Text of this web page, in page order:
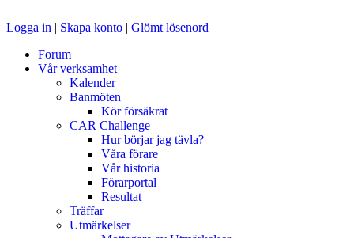
Logga in | Skapa konto | Glömt lösenord
Forum
Vår verksamhet
Kalender
Banmöten
Kör försäkrat
CAR Challenge
Hur börjar jag tävla?
Våra förare
Vår historia
Förarportal
Resultat
Träffar
Utmärkelser